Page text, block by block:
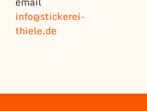
info@stickerei-
thiele.de